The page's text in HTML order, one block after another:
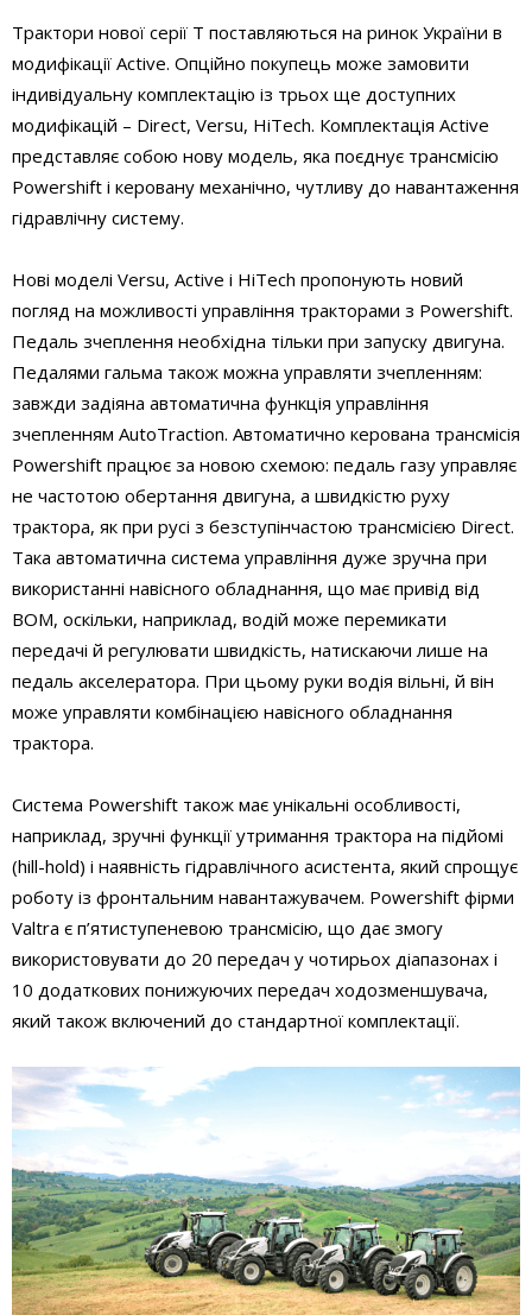
Трактори нової серії Т поставляються на ринок України в
модифікації Active. Опційно покупець може замовити
індивідуальну комплектацію із трьох ще доступних
модифікацій – Direct, Versu, HiTech. Комплектація Active
представляє собою нову модель, яка поєднує трансмісію
Powershift і керовану механічно, чутливу до навантаження
гідравлічну систему.
Нові моделі Versu, Active і HiTech пропонують новий
погляд на можливості управління тракторами з Powershift.
Педаль зчеплення необхідна тільки при запуску двигуна.
Педалями гальма також можна управляти зчепленням:
завжди задіяна автоматична функція управління
зчепленням AutoTraction. Автоматично керована трансмісія
Powershift працює за новою схемою: педаль газу управляє
не частотою обертання двигуна, а швидкістю руху
трактора, як при русі з безступінчастою трансмісією Direct.
Така автоматична система управління дуже зручна при
використанні навісного обладнання, що має привід від
ВОМ, оскільки, наприклад, водій може перемикати
передачі й регулювати швидкість, натискаючи лише на
педаль акселератора. При цьому руки водія вільні, й він
може управляти комбінацією навісного обладнання
трактора.
Система Powershift також має унікальні особливості,
наприклад, зручні функції утримання трактора на підйомі
(hill-hold) і наявність гідравлічного асистента, який спрощує
роботу із фронтальним навантажувачем. Powershift фірми
Valtra є п’ятиступеневою трансмісію, що дає змогу
використовувати до 20 передач у чотирьох діапазонах і
10 додаткових понижуючих передач ходозменшувача,
який також включений до стандартної комплектації.